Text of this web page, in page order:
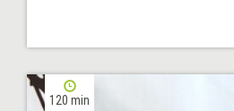
120 min